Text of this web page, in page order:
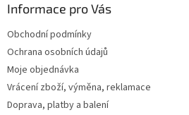
Informace pro Vás
Obchodní podmínky
Ochrana osobních údajů
Moje objednávka
Vrácení zboží, výměna, reklamace
Doprava, platby a balení